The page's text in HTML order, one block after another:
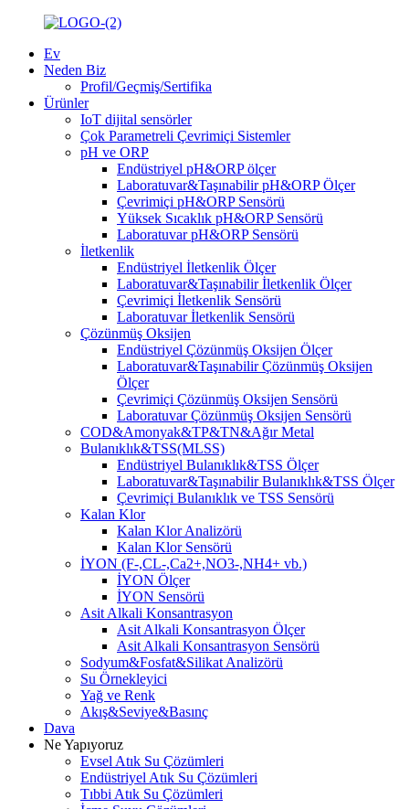
Ev
Neden Biz
Profil/Geçmiş/Sertifika
Ürünler
IoT dijital sensörler
Çok Parametreli Çevrimiçi Sistemler
pH ve ORP
Endüstriyel pH&ORP ölçer
Laboratuvar&Taşınabilir pH&ORP Ölçer
Çevrimiçi pH&ORP Sensörü
Yüksek Sıcaklık pH&ORP Sensörü
Laboratuvar pH&ORP Sensörü
İletkenlik
Endüstriyel İletkenlik Ölçer
Laboratuvar&Taşınabilir İletkenlik Ölçer
Çevrimiçi İletkenlik Sensörü
Laboratuvar İletkenlik Sensörü
Çözünmüş Oksijen
Endüstriyel Çözünmüş Oksijen Ölçer
Laboratuvar&Taşınabilir Çözünmüş Oksijen
Ölçer
Çevrimiçi Çözünmüş Oksijen Sensörü
Laboratuvar Çözünmüş Oksijen Sensörü
COD&Amonyak&TP&TN&Ağır Metal
Bulanıklık&TSS(MLSS)
Endüstriyel Bulanıklık&TSS Ölçer
Laboratuvar&Taşınabilir Bulanıklık&TSS Ölçer
Çevrimiçi Bulanıklık ve TSS Sensörü
Kalan Klor
Kalan Klor Analizörü
Kalan Klor Sensörü
İYON (F-,CL-,Ca2+,NO3-,NH4+ vb.)
İYON Ölçer
İYON Sensörü
Asit Alkali Konsantrasyon
Asit Alkali Konsantrasyon Ölçer
Asit Alkali Konsantrasyon Sensörü
Sodyum&Fosfat&Silikat Analizörü
Su Örnekleyici
Yağ ve Renk
Akış&Seviye&Basınç
Dava
Ne Yapıyoruz
Evsel Atık Su Çözümleri
Endüstriyel Atık Su Çözümleri
Tıbbi Atık Su Çözümleri